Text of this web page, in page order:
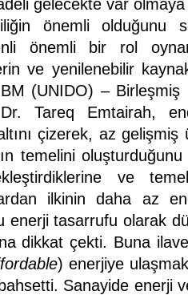
gelecekte var
önemli olduğunu
önemli bir rol
ve yenilenebilir
(UNIDO) – Birleşmiş
Tareq Emtairah,
çizerek, az
temelini
ve
ilkinin daha az
enerji tasarrufu olarak
dikkat çekti. Buna
) enerjiye
Sanayide enerji